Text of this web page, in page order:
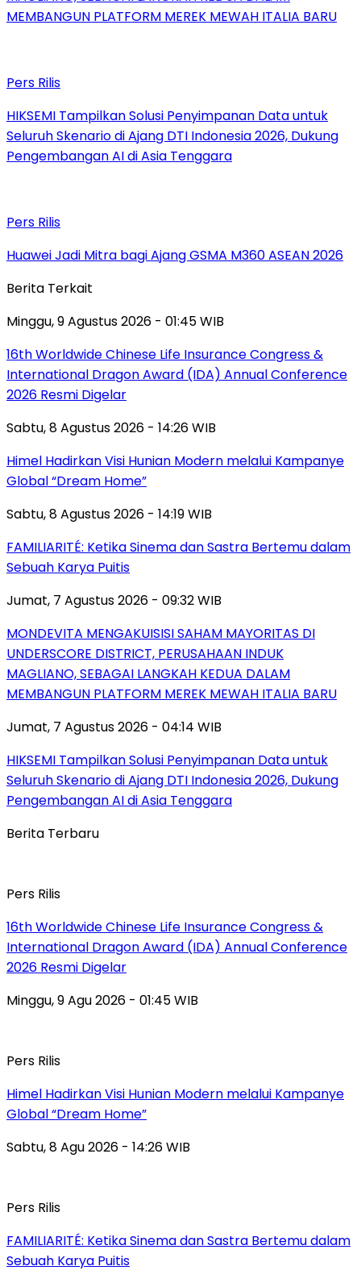
MEMBANGUN PLATFORM MEREK MEWAH ITALIA BARU
Pers Rilis
HIKSEMI Tampilkan Solusi Penyimpanan Data untuk
Seluruh Skenario di Ajang DTI Indonesia 2026, Dukung
Pengembangan AI di Asia Tenggara
Pers Rilis
Huawei Jadi Mitra bagi Ajang GSMA M360 ASEAN 2026
Berita Terkait
Minggu, 9 Agustus 2026 - 01:45 WIB
16th Worldwide Chinese Life Insurance Congress &
International Dragon Award (IDA) Annual Conference
2026 Resmi Digelar
Sabtu, 8 Agustus 2026 - 14:26 WIB
Himel Hadirkan Visi Hunian Modern melalui Kampanye
Global “Dream Home”
Sabtu, 8 Agustus 2026 - 14:19 WIB
FAMILIARITÉ: Ketika Sinema dan Sastra Bertemu dalam
Sebuah Karya Puitis
Jumat, 7 Agustus 2026 - 09:32 WIB
MONDEVITA MENGAKUISISI SAHAM MAYORITAS DI
UNDERSCORE DISTRICT, PERUSAHAAN INDUK
MAGLIANO, SEBAGAI LANGKAH KEDUA DALAM
MEMBANGUN PLATFORM MEREK MEWAH ITALIA BARU
Jumat, 7 Agustus 2026 - 04:14 WIB
HIKSEMI Tampilkan Solusi Penyimpanan Data untuk
Seluruh Skenario di Ajang DTI Indonesia 2026, Dukung
Pengembangan AI di Asia Tenggara
Berita Terbaru
Pers Rilis
16th Worldwide Chinese Life Insurance Congress &
International Dragon Award (IDA) Annual Conference
2026 Resmi Digelar
Minggu, 9 Agu 2026 - 01:45 WIB
Pers Rilis
Himel Hadirkan Visi Hunian Modern melalui Kampanye
Global “Dream Home”
Sabtu, 8 Agu 2026 - 14:26 WIB
Pers Rilis
FAMILIARITÉ: Ketika Sinema dan Sastra Bertemu dalam
Sebuah Karya Puitis